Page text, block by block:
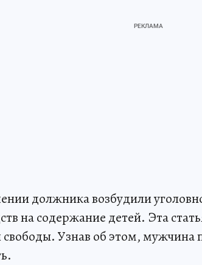
должника возбудили
на содержание детей. Эта
Узнав об этом, мужчина